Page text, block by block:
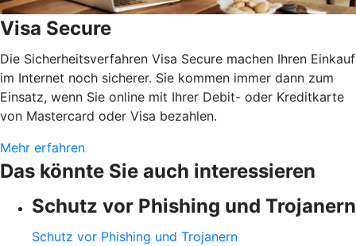
Visa Secure
Die Sicherheitsverfahren Visa Secure machen Ihren Einkauf
im Internet noch sicherer. Sie kommen immer dann zum
Einsatz, wenn Sie online mit Ihrer Debit- oder Kreditkarte
von Mastercard oder Visa bezahlen.
Mehr erfahren
Das könnte Sie auch interessieren
Schutz vor Phishing und Trojanern
Schutz vor Phishing und Trojanern